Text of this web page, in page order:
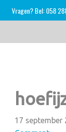
Skip
to
Skip
to
Skip
to
Vragen? Bel:058
17 september